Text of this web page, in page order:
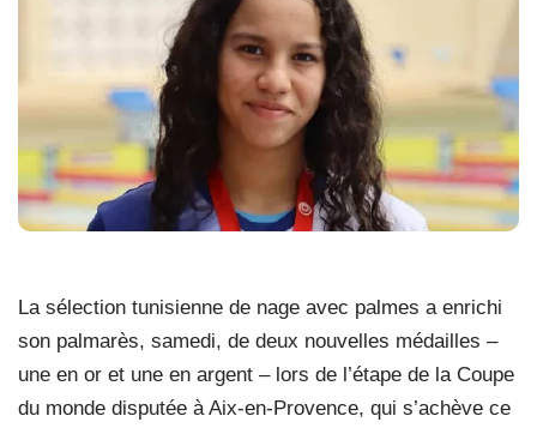
La sélection tunisienne de nage avec palmes a enrichi
son palmarès, samedi, de deux nouvelles médailles –
une en or et une en argent – lors de l’étape de la Coupe
du monde disputée à Aix-en-Provence, qui s’achève ce